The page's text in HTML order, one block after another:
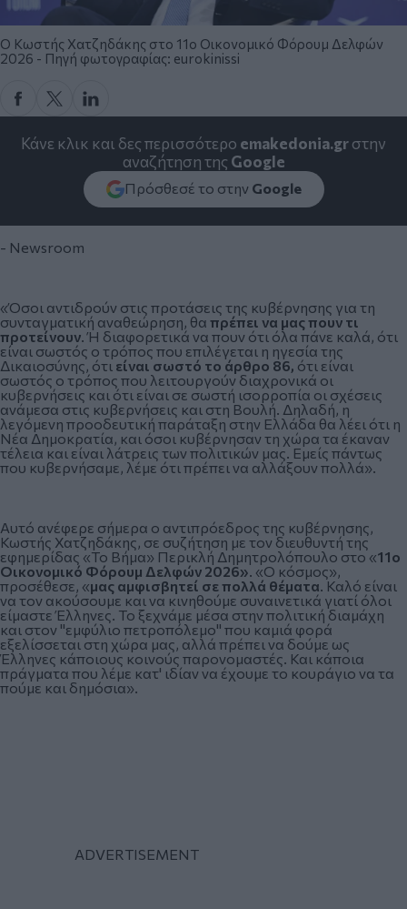
Ο Κωστής Χατζηδάκης στο 11ο Οικονομικό Φόρουμ Δελφών
2026 - Πηγή φωτογραφίας: eurokinissi
Κάνε κλικ και δες περισσότερο emakedonia.grστην
αναζήτηση της Google
Πρόσθεσέ το στην Google
- Newsroom
«Όσοι αντιδρούν στις προτάσεις της κυβέρνησης για τη
συνταγματική αναθεώρηση, θα πρέπει να μας πουν τι
προτείνουν. Ή διαφορετικά να πουν ότι όλα πάνε καλά, ότι
είναι σωστός ο τρόπος που επιλέγεται η ηγεσία της
Δικαιοσύνης, ότι είναι σωστό το άρθρο 86, ότι είναι
σωστός ο τρόπος που λειτουργούν διαχρονικά οι
κυβερνήσεις και ότι είναι σε σωστή ισορροπία οι σχέσεις
ανάμεσα στις κυβερνήσεις και στη Βουλή. Δηλαδή, η
λεγόμενη προοδευτική παράταξη στην Ελλάδα θα λέει ότι η
Νέα Δημοκρατία, και όσοι κυβέρνησαν τη χώρα τα έκαναν
τέλεια και είναι λάτρεις των πολιτικών μας. Εμείς πάντως
που κυβερνήσαμε, λέμε ότι πρέπει να αλλάξουν πολλά».
Αυτό ανέφερε σήμερα ο αντιπρόεδρος της κυβέρνησης,
Κωστής Χατζηδάκης, σε συζήτηση με τον διευθυντή της
εφημερίδας «Το Βήμα» Περικλή Δημητρολόπουλο στο «11ο
Οικονομικό Φόρουμ Δελφών 2026». «Ο κόσμος»,
προσέθεσε, «μας αμφισβητεί σε πολλά θέματα. Καλό είναι
να τον ακούσουμε και να κινηθούμε συναινετικά γιατί όλοι
είμαστε Έλληνες. Το ξεχνάμε μέσα στην πολιτική διαμάχη
και στον "εμφύλιο πετροπόλεμο" που καμιά φορά
εξελίσσεται στη χώρα μας, αλλά πρέπει να δούμε ως
Έλληνες κάποιους κοινούς παρονομαστές. Και κάποια
πράγματα που λέμε κατ' ιδίαν να έχουμε το κουράγιο να τα
πούμε και δημόσια».